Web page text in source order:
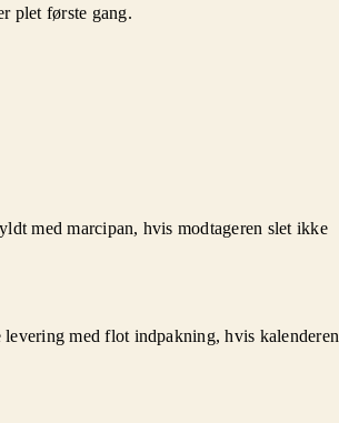
plet første gang.
med marcipan, hvis modtageren slet ikke
med flot indpakning, hvis kalenderen